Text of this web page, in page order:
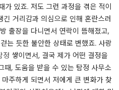
가 있죠. 저도 그런 과정을 겪은 적이
거리감과 의심으로 인해 혼란스러
출장을 다니면서 연락이 뜸해졌고,
는 듯한 불안한 상태로 변했죠. 사랑
정 쌓이면서, 결국 제가 어떤 결정을
때, 도움을 받을 수 있는 탐정 사무소
주하게 되면서 저에게 큰 변화가 찾